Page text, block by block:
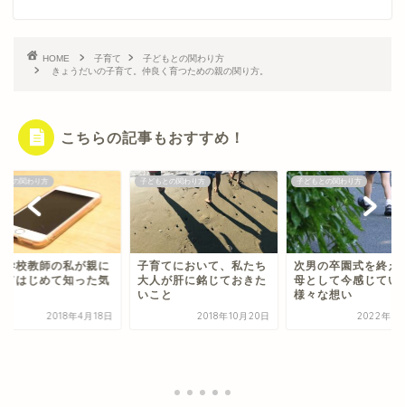
HOME 子育て
子どもとの関わり方
きょうだいの子育て。仲良く育つための親の関り方。
こちらの記事もおすすめ！
との関わり方
てにおいて、私たち
が肝に銘じておきた
2018年10月20日
子どもとの関わり方
次男の卒園式を終えて｜
母として今感じている
様々な想い
2022年3月17日
子どもとの関わり方